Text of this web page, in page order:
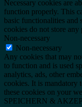
Necessary cookies are
function properly. This
basic functionalities and
cookies do not store
Non-necessary
Non-necessary
Any cookies that may
to function and is used
analytics, ads, other
cookies. It is mandatory
these cookies on your
SPEICHERN &